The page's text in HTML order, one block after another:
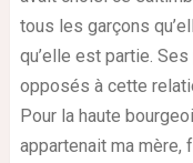
tous les garçons
qu’elle est partie.
opposés à cette
Pour la haute
appartenait ma mère,